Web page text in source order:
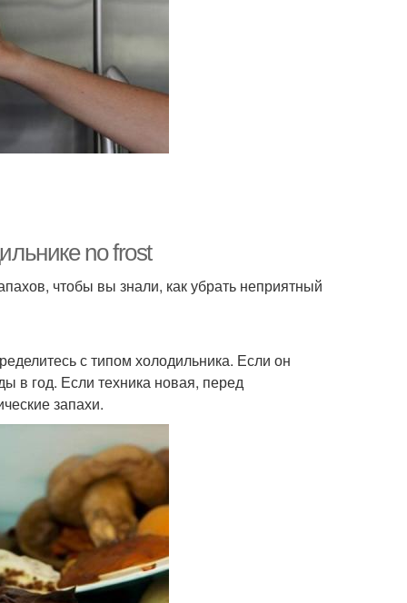
no frost
чтобы вы знали, как убрать неприятный
с типом холодильника. Если он
в год. Если техника новая, перед
запахи.